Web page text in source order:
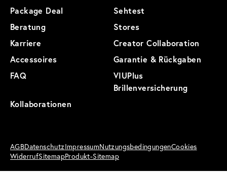
Package Deal
Sehtest
Beratung
Stores
Karriere
Creator Collaboration
Accessoires
Garantie & Rückgaben
FAQ
VIUPlus
Brillenversicherung
Kollaborationen
AGBDatenschutzImpressumNutzungsbedingungenCookies
WiderrufSitemapProdukt-Sitemap